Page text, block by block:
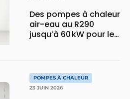
Des pompes à chaleur
air-eau au R290
jusqu’à 60 kW pour le
POMPES À CHALEUR
23 JUIN 2026